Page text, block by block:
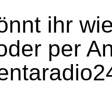
ihr
per